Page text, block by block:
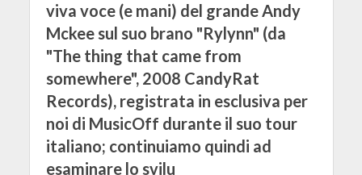
viva voce (e mani) del grande Andy
Mckee sul suo brano "Rylynn" (da
"The thing that came from
somewhere", 2008 CandyRat
Records), registrata in esclusiva per
noi di MusicOff durante il suo tour
italiano; continuiamo quindi ad
esaminare lo svilu